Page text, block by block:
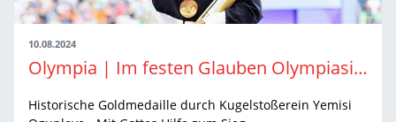
10.08.2024
Olympia | Im festen Glauben Olympiasiegerin
Historische Goldmedaille durch Kugelstoßerein Yemisi